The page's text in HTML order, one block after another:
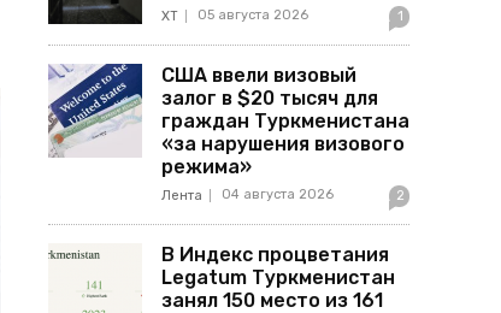
ХТ 05 августа 2026 1
США ввели визовый
залог в $20 тысяч для
граждан Туркменистана
«за нарушения визового
режима»
Лента 04 августа 2026 2
В Индекс процветания
Legatum Туркменистан
занял 150 место из 161